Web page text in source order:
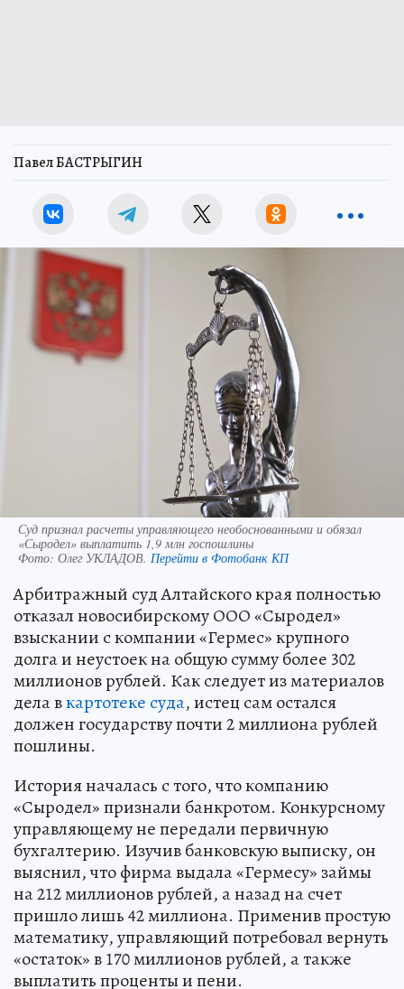
Павел БАСТРЫГИН
Суд признал расчеты управляющего необоснованными и обязал
«Сыродел» выплатить 1,9 млн госпошлины
Фото: Олег УКЛАДОВ. Перейти в Фотобанк КП
Арбитражный суд Алтайского края полностью
отказал новосибирскому ООО «Сыродел»
взыскании с компании «Гермес» крупного
долга и неустоек на общую сумму более 302
миллионов рублей. Как следует из материалов
дела вкартотеке суда, истец сам остался
должен государству почти 2 миллиона рублей
пошлины.
История началась с того, что компанию
«Сыродел» признали банкротом. Конкурсному
управляющему не передали первичную
бухгалтерию. Изучив банковскую выписку, он
выяснил, что фирма выдала «Гермесу» займы
на 212 миллионов рублей, а назад на счет
пришло лишь 42 миллиона. Применив простую
математику, управляющий потребовал вернуть
«остаток» в 170 миллионов рублей, а также
выплатить проценты и пени.